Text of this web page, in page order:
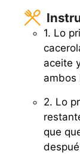
1. Lo
aceite
ambos
2. Lo
que